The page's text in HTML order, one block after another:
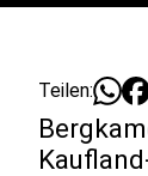
Teilen: